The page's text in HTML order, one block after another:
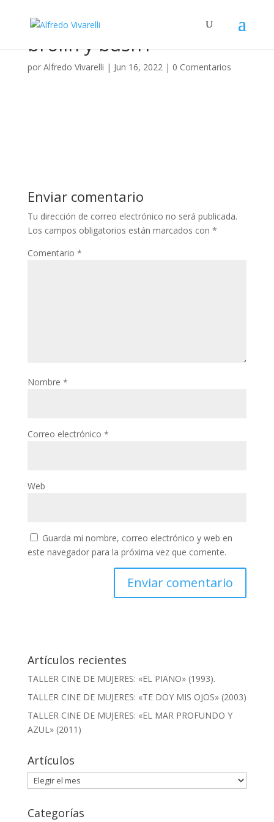
brolin y bush1
por Alfredo Vivarelli | Jun 16, 2022| 0 Comentarios
Enviar comentario
Tu dirección de correo electrónico no será publicada.
Los campos obligatorios están marcados con *
Comentario *
Nombre *
Correo electrónico *
Web
Guarda mi nombre, correo electrónico y web en
este navegador para la próxima vez que comente.
Artículos recientes
TALLER CINE DE MUJERES: «EL PIANO» (1993).
TALLER CINE DE MUJERES: «TE DOY MIS OJOS» (2003)
TALLER CINE DE MUJERES: «EL MAR PROFUNDO Y
AZUL» (2011)
Artículos
Artículos
Categorías